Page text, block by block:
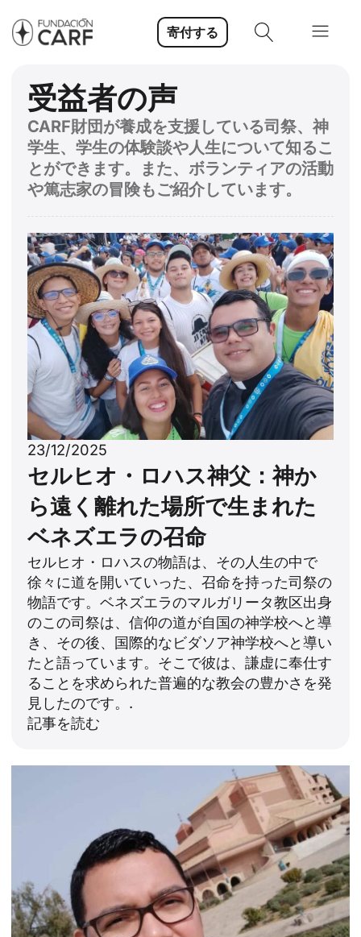
寄付する
受益者の声
CARF財団が養成を支援している司祭、神
学生、学生の体験談や人生について知るこ
とができます。また、ボランティアの活動
や篤志家の冒険もご紹介しています。
23/12/2025
セルヒオ・ロハス神父：神か
ら遠く離れた場所で生まれた
ベネズエラの召命
セルヒオ・ロハスの物語は、その人生の中で
徐々に道を開いていった、召命を持った司祭の
物語です。ベネズエラのマルガリータ教区出身
のこの司祭は、信仰の道が自国の神学校へと導
き、その後、国際的なビダソア神学校へと導い
たと語っています。そこで彼は、謙虚に奉仕す
ることを求められた普遍的な教会の豊かさを発
見したのです。.
記事を読む